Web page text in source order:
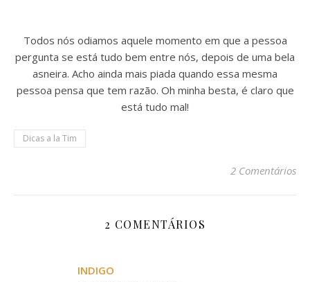
Todos nós odiamos aquele momento em que a pessoa
pergunta se está tudo bem entre nós, depois de uma bela
asneira. Acho ainda mais piada quando essa mesma
pessoa pensa que tem razão. Oh minha besta, é claro que
está tudo mal!
Dicas a la Tim
2 Comentários
2 COMENTÁRIOS
INDIGO